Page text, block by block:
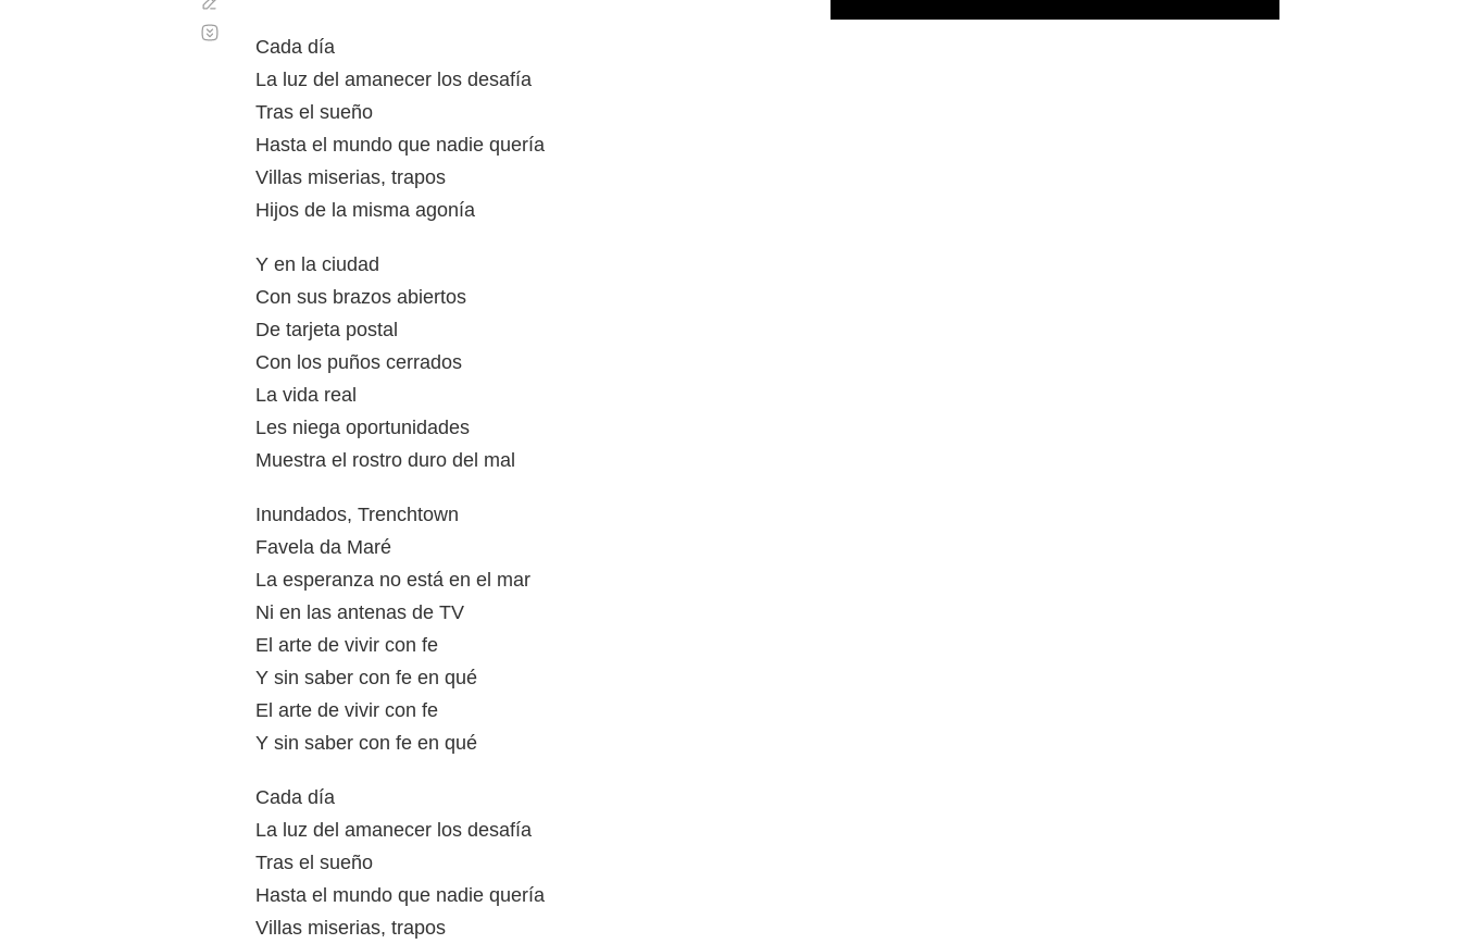
Cada día
La luz del amanecer los desafía
Tras el sueño
Hasta el mundo que nadie quería
Villas miserias, trapos
Hijos de la misma agonía
Y en la ciudad
Con sus brazos abiertos
De tarjeta postal
Con los puños cerrados
La vida real
Les niega oportunidades
Muestra el rostro duro del mal
Inundados, Trenchtown
Favela da Maré
La esperanza no está en el mar
Ni en las antenas de TV
El arte de vivir con fe
Y sin saber con fe en qué
El arte de vivir con fe
Y sin saber con fe en qué
Cada día
La luz del amanecer los desafía
Tras el sueño
Hasta el mundo que nadie quería
Villas miserias, trapos
automático